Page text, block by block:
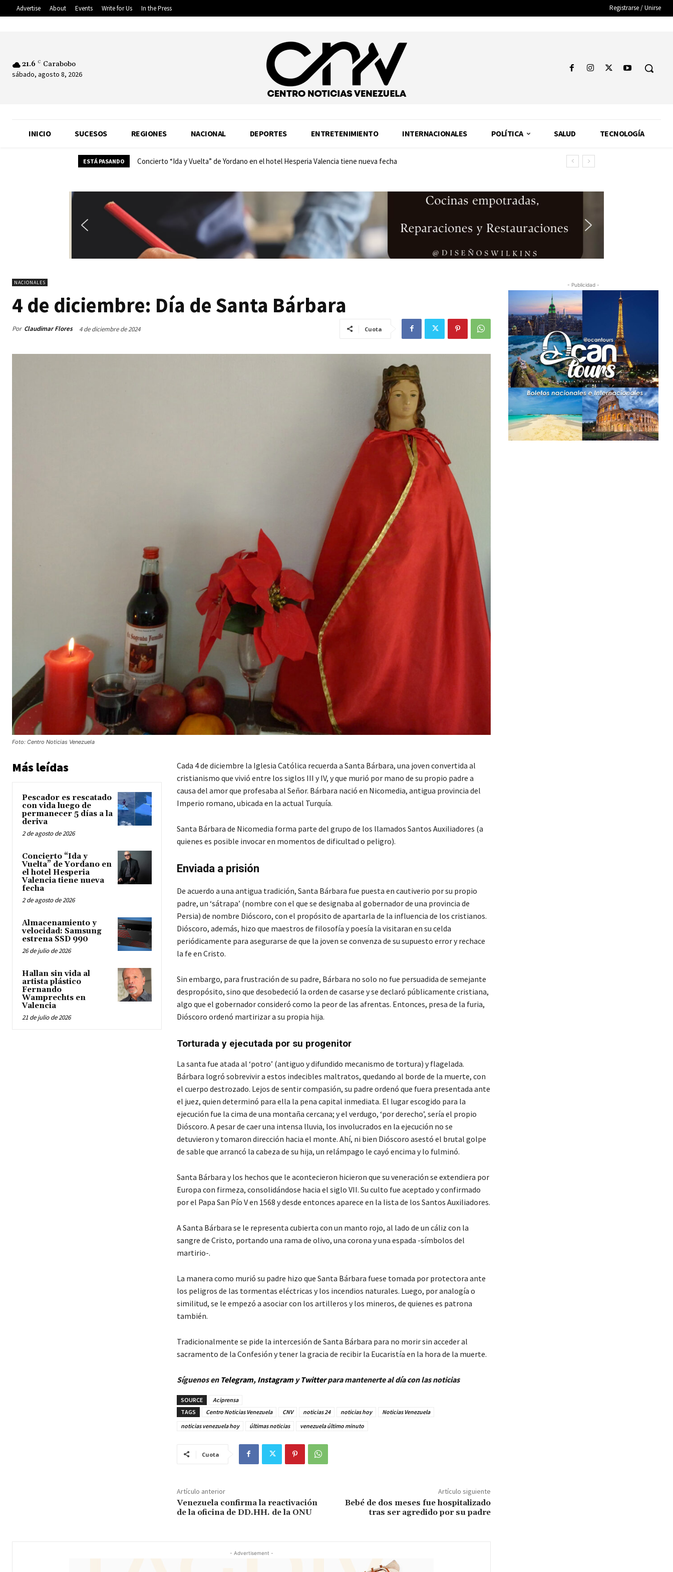
Advertise About Events Write for Us In the Press Registrarse / Unirse
21.6 C Carabobo
sábado, agosto 8, 2026
INICIO SUCESOS REGIONES NACIONAL DEPORTES ENTRETENIMIENTO INTERNACIONALES POLÍTICA SALUD TECNOLOGÍA
ESTÁ PASANDO Concierto “Ida y Vuelta” de Yordano en el hotel Hesperia Valencia tiene nueva fecha
NACIONALES
4 de diciembre: Día de Santa Bárbara
Por Claudimar Flores 4 de diciembre de 2024 Cuota
Foto: Centro Noticias Venezuela
Más leídas
Pescador es rescatado
con vida luego de
permanecer 5 días a la
deriva
2 de agosto de 2026
Concierto “Ida y
Vuelta” de Yordano en
el hotel Hesperia
Valencia tiene nueva
fecha
2 de agosto de 2026
Almacenamiento y
velocidad: Samsung
estrena SSD 990
26 de julio de 2026
Hallan sin vida al
artista plástico
Fernando
Wamprechts en
Valencia
21 de julio de 2026
Cada 4 de diciembre la Iglesia Católica recuerda a Santa Bárbara, una joven convertida al
cristianismo que vivió entre los siglos III y IV, y que murió por mano de su propio padre a
causa del amor que profesaba al Señor. Bárbara nació en Nicomedia, antigua provincia del
Imperio romano, ubicada en la actual Turquía.
Santa Bárbara de Nicomedia forma parte del grupo de los llamados Santos Auxiliadores (a
quienes es posible invocar en momentos de dificultad o peligro).
Enviada a prisión
De acuerdo a una antigua tradición, Santa Bárbara fue puesta en cautiverio por su propio
padre, un ‘sátrapa’ (nombre con el que se designaba al gobernador de una provincia de
Persia) de nombre Dióscoro, con el propósito de apartarla de la influencia de los cristianos.
Dióscoro, además, hizo que maestros de filosofía y poesía la visitaran en su celda
periódicamente para asegurarse de que la joven se convenza de su supuesto error y rechace
la fe en Cristo.
Sin embargo, para frustración de su padre, Bárbara no solo no fue persuadida de semejante
despropósito, sino que desobedeció la orden de casarse y se declaró públicamente cristiana,
algo que el gobernador consideró como la peor de las afrentas. Entonces, presa de la furia,
Dióscoro ordenó martirizar a su propia hija.
Torturada y ejecutada por su progenitor
La santa fue atada al ‘potro’ (antiguo y difundido mecanismo de tortura) y flagelada.
Bárbara logró sobrevivir a estos indecibles maltratos, quedando al borde de la muerte, con
el cuerpo destrozado. Lejos de sentir compasión, su padre ordenó que fuera presentada ante
el juez, quien determinó para ella la pena capital inmediata. El lugar escogido para la
ejecución fue la cima de una montaña cercana; y el verdugo, ‘por derecho’, sería el propio
Dióscoro. A pesar de caer una intensa lluvia, los involucrados en la ejecución no se
detuvieron y tomaron dirección hacia el monte. Ahí, ni bien Dióscoro asestó el brutal golpe
de sable que arrancó la cabeza de su hija, un relámpago le cayó encima y lo fulminó.
Santa Bárbara y los hechos que le acontecieron hicieron que su veneración se extendiera por
Europa con firmeza, consolidándose hacia el siglo VII. Su culto fue aceptado y confirmado
por el Papa San Pío V en 1568 y desde entonces aparece en la lista de los Santos Auxiliadores.
A Santa Bárbara se le representa cubierta con un manto rojo, al lado de un cáliz con la
sangre de Cristo, portando una rama de olivo, una corona y una espada -símbolos del
martirio-.
La manera como murió su padre hizo que Santa Bárbara fuese tomada por protectora ante
los peligros de las tormentas eléctricas y los incendios naturales. Luego, por analogía o
similitud, se le empezó a asociar con los artilleros y los mineros, de quienes es patrona
también.
Tradicionalmente se pide la intercesión de Santa Bárbara para no morir sin acceder al
sacramento de la Confesión y tener la gracia de recibir la Eucaristía en la hora de la muerte.
Síguenos en Telegram, InstagramyTwitterpara mantenerte al día con las noticias
SOURCE
Aciprensa
TAGS
Centro Noticias Venezuela CNV noticias 24 noticias hoy
Noticias Venezuela
noticias venezuela hoy
últimas noticias venezuela último minuto
Cuota
Artículo anterior
Venezuela confirma la reactivación
de la oficina de DD.HH. de la ONU
Artículo siguiente
Bebé de dos meses fue hospitalizado
tras ser agredido por su padre
- Advertisement -
- Publicidad -